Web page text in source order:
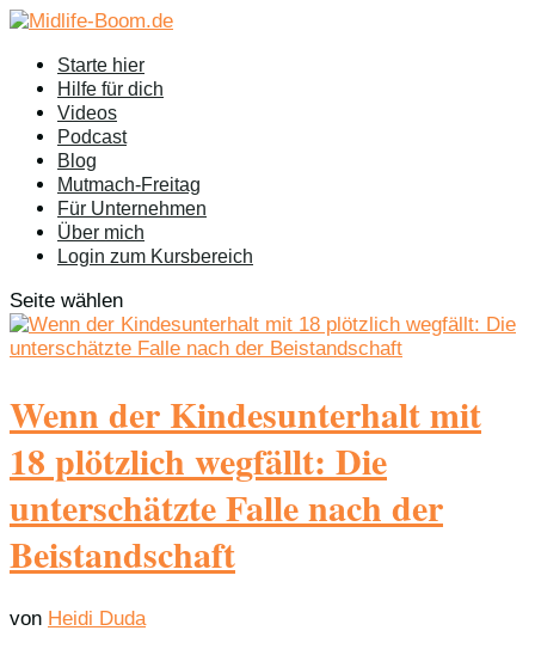
Starte hier
Hilfe für dich
Videos
Podcast
Blog
Mutmach-Freitag
Für Unternehmen
Über mich
Login zum Kursbereich
Seite wählen
Wenn der Kindesunterhalt mit
18 plötzlich wegfällt: Die
unterschätzte Falle nach der
Beistandschaft
von Heidi Duda